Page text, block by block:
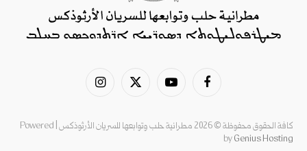
فيسبوك يوتيوب
X
الانستغرام
كافة الحقوق محفوظة © 2026 مطرانية حلب وتوابعها للسريان الأرثوذكس | Powered
byGenius Hosting